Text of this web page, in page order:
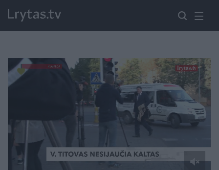
Paremkite Ukrainą